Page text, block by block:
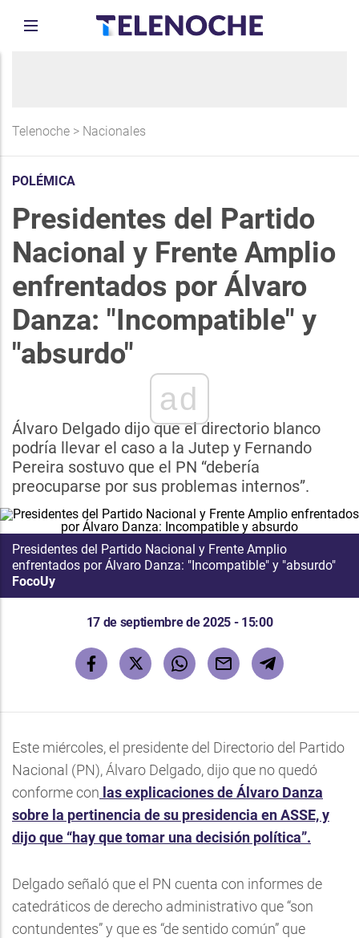
Telenoche > Nacionales
POLÉMICA
Presidentes del Partido
Nacional y Frente Amplio
enfrentados por Álvaro
Danza: "Incompatible" y
"absurdo"
ad
Álvaro Delgado dijo que el directorio blanco
podría llevar el caso a la Jutep y Fernando
Pereira sostuvo que el PN “debería
preocuparse por sus problemas internos”.
Presidentes del Partido Nacional y Frente Amplio
enfrentados por Álvaro Danza: "Incompatible" y "absurdo"
FocoUy
17 de septiembre de 2025 - 15:00
Este miércoles, el presidente del Directorio del Partido
Nacional (PN), Álvaro Delgado, dijo que no quedó
conforme con las explicaciones de Álvaro Danza
sobre la pertinencia de su presidencia en ASSE, y
dijo que “hay que tomar una decisión política”.
Delgado señaló que el PN cuenta con informes de
catedráticos de derecho administrativo que “son
contundentes” y que es “de sentido común” que